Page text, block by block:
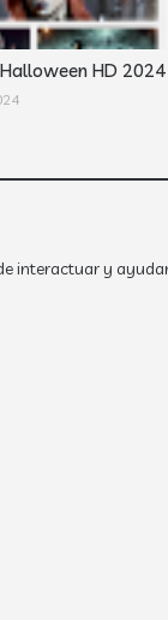
HD 2024
interactuar y